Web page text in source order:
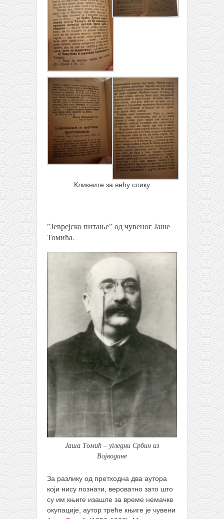
Кликните за већу слику
”Јеврејско питање” од чувеног Јаше
Томића.
Јаша Томић – угледни Србин из
Војводине
За разлику од претходна два аутора
који нису познати, вероватно зато што
су им књиге изашле за време немачке
окупације, аутор треће књиге је чувени